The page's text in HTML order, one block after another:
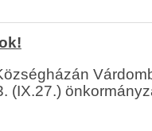
(IX.27.)